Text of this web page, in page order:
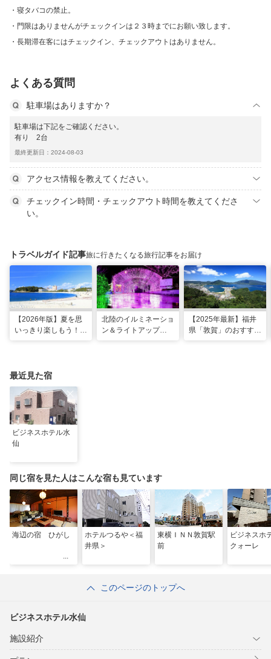
寝タバコの禁止。
門限はありませんがチェックインは２３時までにお願い致します。
長期滞在客にはチェックイン、チェックアウトはありません。
よくある質問
駐車場はありますか？
駐車場は下記をご確認ください。
有り 2台
最終更新日：2024-08-03
アクセス情報を教えてください。
チェックイン時間・チェックアウト時間を教えてくださ
い。
トラベルガイド記事旅に行きたくなる旅行記事をお届け
【2026年版】夏を思
いっきり楽しもう！関
北陸のイルミネーショ
ン＆ライトアップ
【2025年最新】福井
県「敦賀」のおすすめ
最近見た宿
ビジネスホテル水
仙
同じ宿を見た人はこんな宿も見ています
海辺の宿 ひがし
ホテルつるや＜福
井県＞
東横ＩＮＮ敦賀駅
前
ビジネス
クォーレ
このページのトップへ
ビジネスホテル水仙
施設紹介